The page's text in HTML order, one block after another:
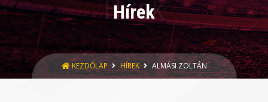
Hírek
KEZDŐLAP HÍREK ALMÁSI ZOLTÁN